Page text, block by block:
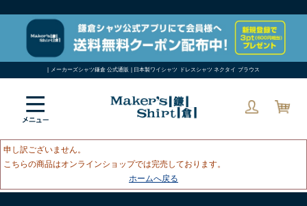
| メーカーズシャツ鎌倉 公式通販 | 日本製ワイシャツ ドレスシャツ ネクタイ ブラウス
申し訳ございません。
こちらの商品はオンラインショップでは完売しております。
ホームへ戻る